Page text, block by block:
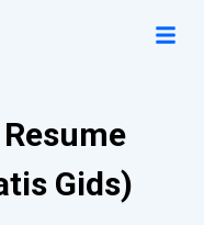
Gids)